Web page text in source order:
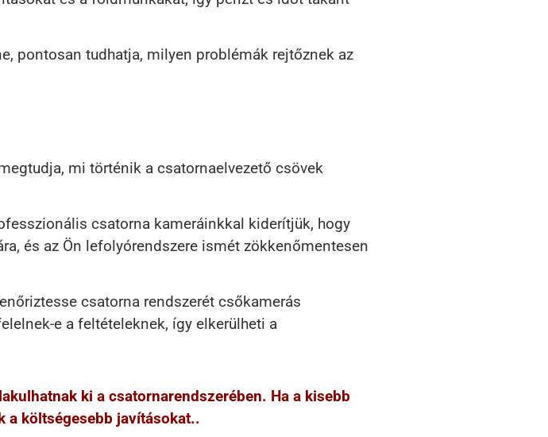
pontosan tudhatja, milyen problémák rejtőznek az
mi történik a csatornaelvezető csövek
csatorna kameráinkkal kiderítjük, hogy
és az Ön lefolyórendszere ismét zökkenőmentesen
csatorna rendszerét csőkamerás
e a feltételeknek, így elkerülheti a
ki a csatornarendszerében. Ha a kisebb
a költségesebb javításokat..